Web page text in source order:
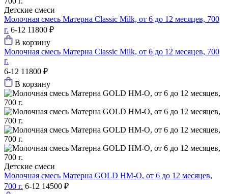
Детские смеси
Молочная смесь Матерна Classic Milk, от 6 до 12 месяцев, 700
г. 6-12 11800 ₽
В корзину
Молочная смесь Матерна Classic Milk, от 6 до 12 месяцев, 700
г.
6-12 11800 ₽
В корзину
Детские смеси
Молочная смесь Матерна GOLD HM-O, от 6 до 12 месяцев,
700 г. 6-12 14500 ₽